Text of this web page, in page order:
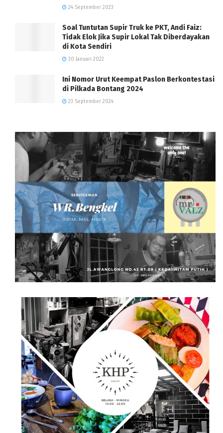
24 September 2023
Soal Tuntutan Supir Truk ke PKT, Andi Faiz:
Tidak Elok Jika Supir Lokal Tak Diberdayakan
di Kota Sendiri
30 Januari 2022
Ini Nomor Urut Keempat Paslon Berkontestasi
di Pilkada Bontang 2024
23 September 2024